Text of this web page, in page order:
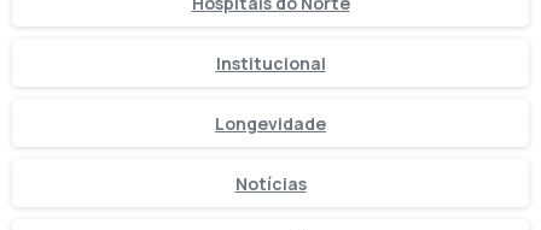
Institucional
Longevidade
Notícias